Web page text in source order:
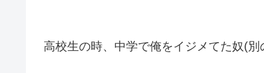
高校生の時、中学で俺をイジメてた奴(